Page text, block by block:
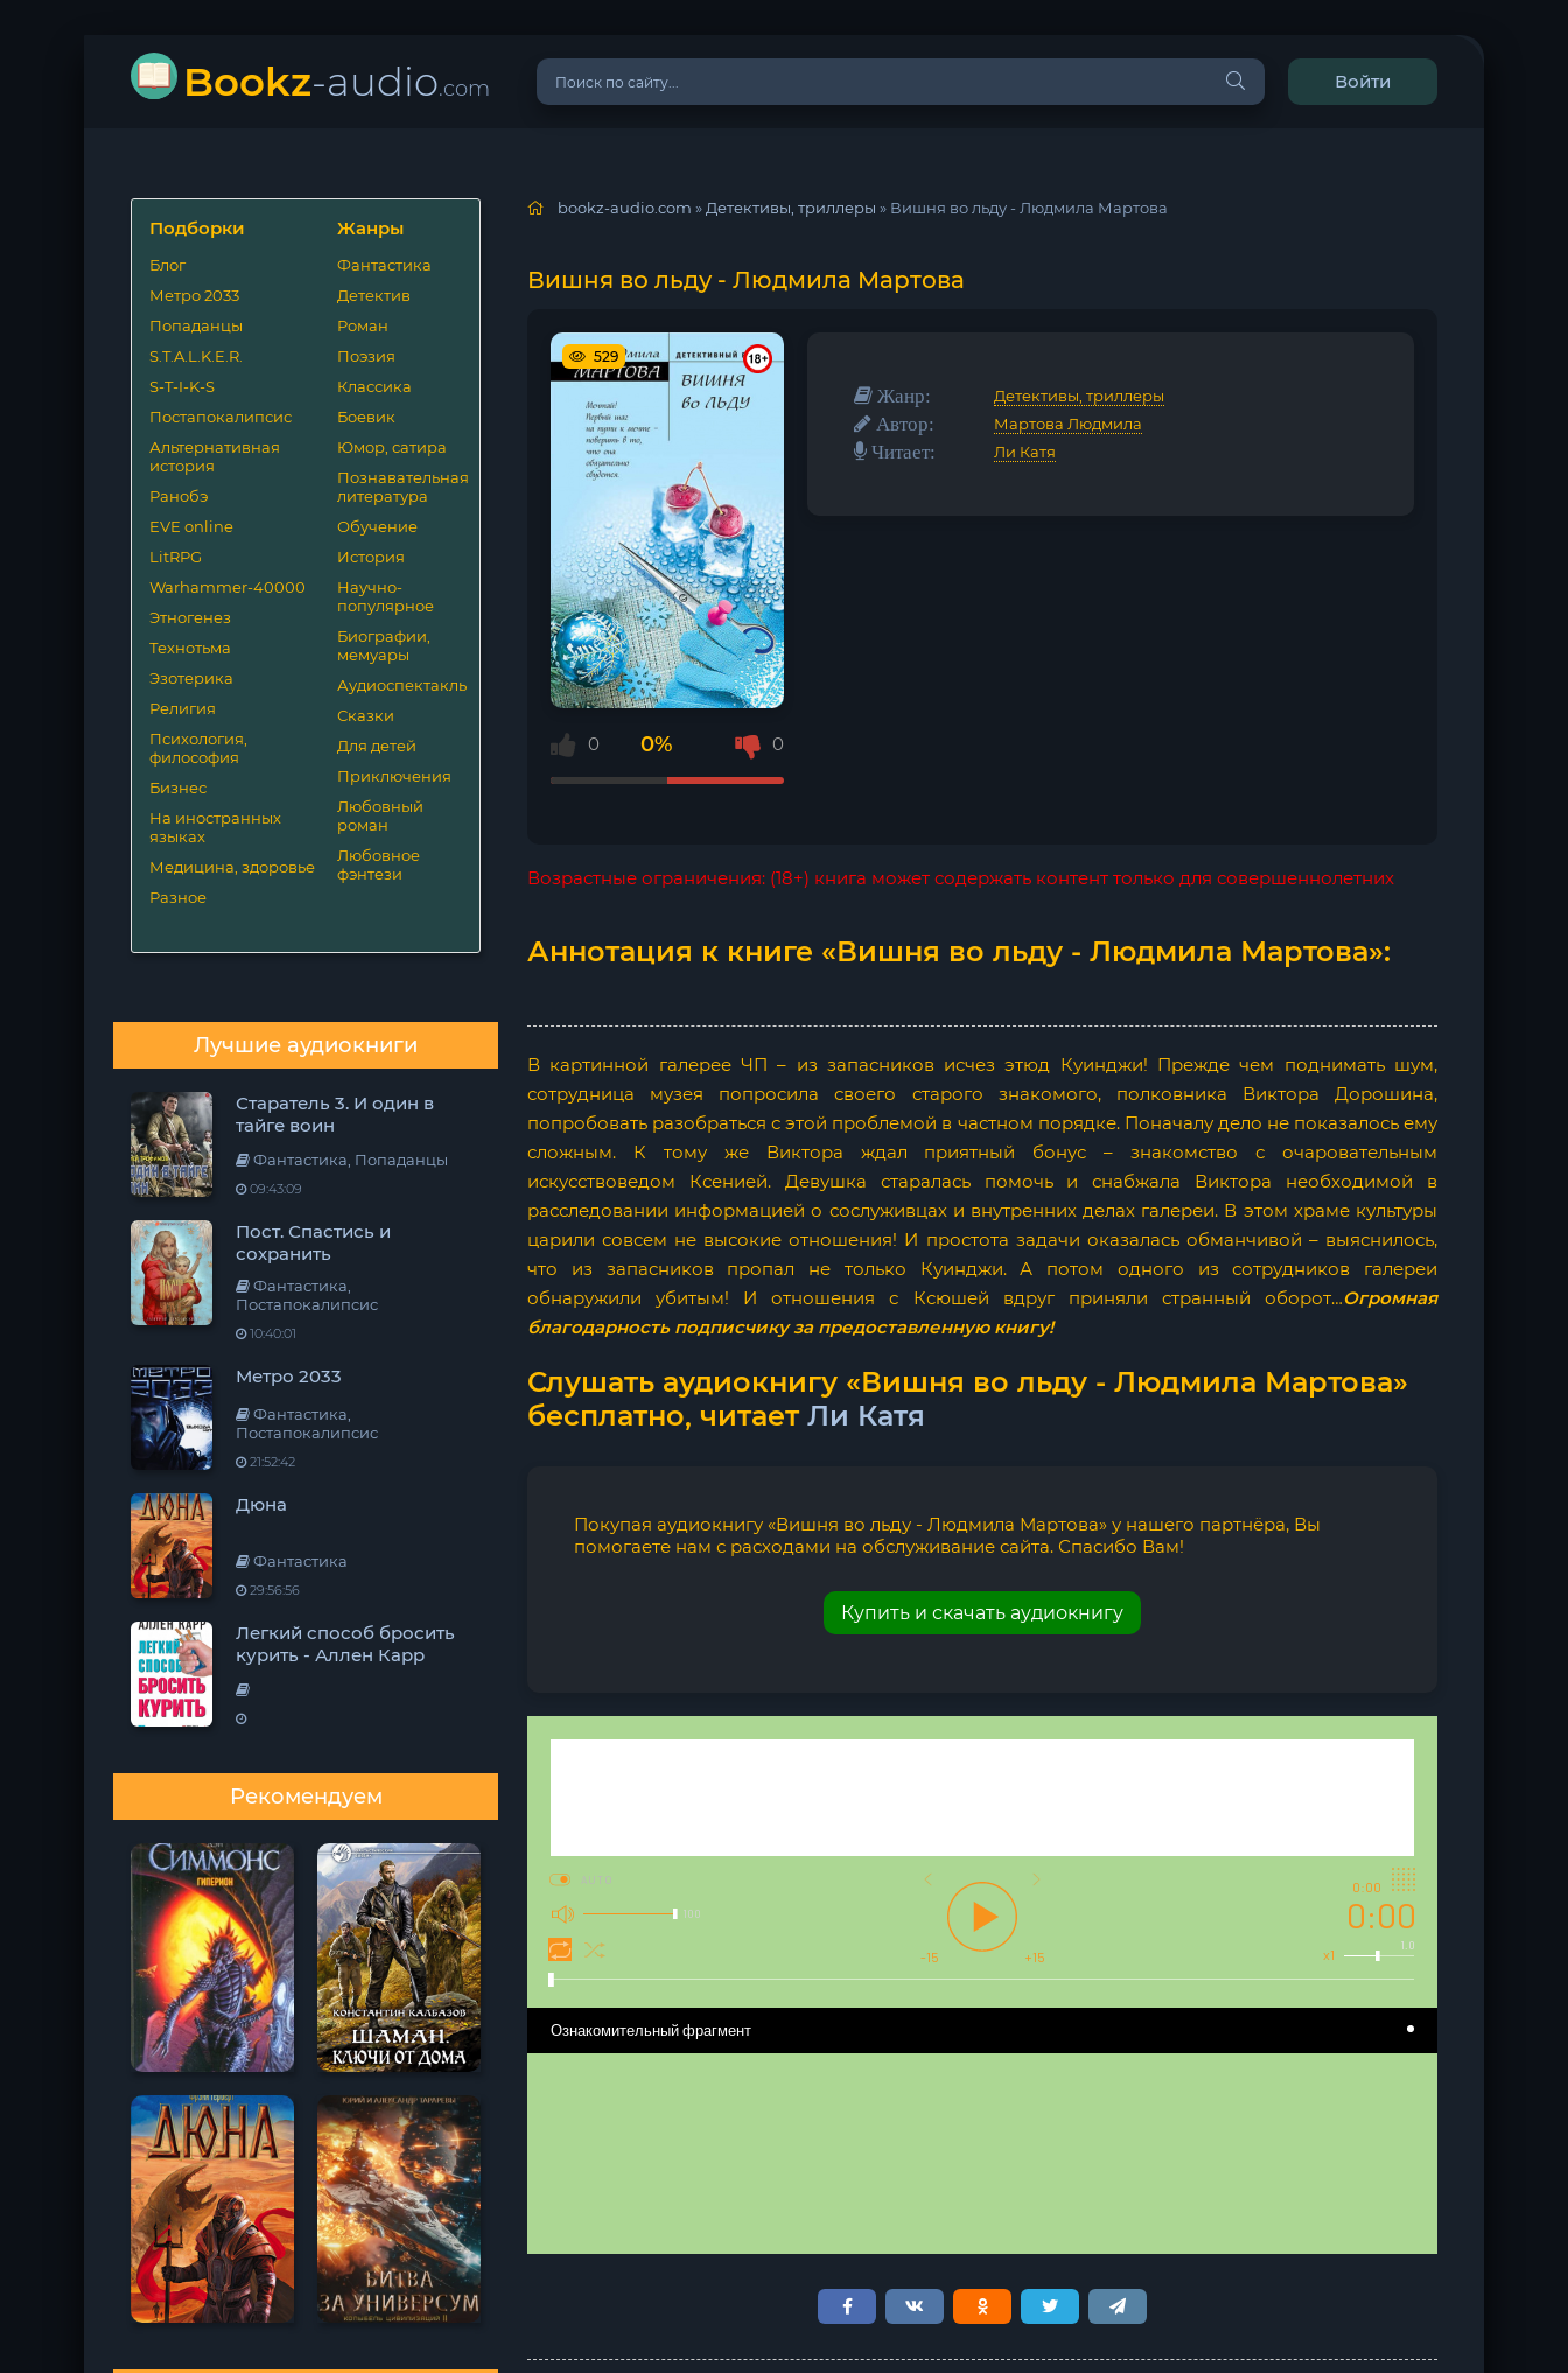
Bookz-audio.com Войти
Подборки
Блог
Метро 2033
Попаданцы
S.T.A.L.K.E.R.
S-T-I-K-S
Постапокалипсис
Альтернативная
история
Ранобэ
EVE online
LitRPG
Warhammer-40000
Этногенез
Технотьма
Эзотерика
Религия
Психология,
философия
Бизнес
На иностранных
языках
Медицина, здоровье
Разное
Жанры
Фантастика
Детектив
Роман
Поэзия
Классика
Боевик
Юмор, сатира
Познавательная
литература
Обучение
История
Научно-
популярное
Биографии,
мемуары
Аудиоспектакль
Сказки
Для детей
Приключения
Любовный
роман
Любовное
фэнтези
Лучшие аудиокниги
Старатель 3. И один в
тайге воин
Фантастика, Попаданцы
09:43:09
Пост. Спастись и
сохранить
Фантастика,
Постапокалипсис
10:40:01
Метро 2033
Фантастика,
Постапокалипсис
21:52:42
Дюна
Фантастика
29:56:56
Легкий способ бросить
курить - Аллен Карр
Рекомендуем
bookz-audio.com » Детективы, триллеры » Вишня во льду - Людмила Мартова
Вишня во льду - Людмила Мартова
529
0 0% 0
Жанр: Детективы, триллеры
Автор: Мартова Людмила
Читает: Ли Катя
Возрастные ограничения: (18+) книга может содержать контент только для совершеннолетних
Аннотация к книге «Вишня во льду - Людмила Мартова»:
В картинной галерее ЧП – из запасников исчез этюд Куинджи! Прежде чем поднимать шум,
сотрудница музея попросила своего старого знакомого, полковника Виктора Дорошина,
попробовать разобраться с этой проблемой в частном порядке. Поначалу дело не показалось ему
сложным. К тому же Виктора ждал приятный бонус – знакомство с очаровательным
искусствоведом Ксенией. Девушка старалась помочь и снабжала Виктора необходимой в
расследовании информацией о сослуживцах и внутренних делах галереи. В этом храме культуры
царили совсем не высокие отношения! И простота задачи оказалась обманчивой – выяснилось,
что из запасников пропал не только Куинджи. А потом одного из сотрудников галереи
обнаружили убитым! И отношения с Ксюшей вдруг приняли странный оборот…Огромная
благодарность подписчику за предоставленную книгу!
Слушать аудиокнигу «Вишня во льду - Людмила Мартова»
бесплатно, читает Ли Катя
Покупая аудиокнигу «Вишня во льду - Людмила Мартова» у нашего партнёра, Вы
помогаете нам с расходами на обслуживание сайта. Спасибо Вам!
Купить и скачать аудиокнигу
100 0:00
0:00
1.0
x1
-15 +15
AUTO
Ознакомительный фрагмент